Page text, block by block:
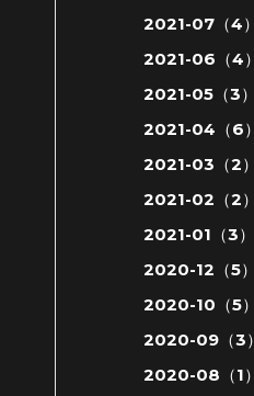
2021-07（4）
2021-06（4）
2021-05（3）
2021-04（6）
2021-03（2）
2021-02（2）
2021-01（3）
2020-12（5）
2020-10（5）
2020-09（3）
2020-08（1）